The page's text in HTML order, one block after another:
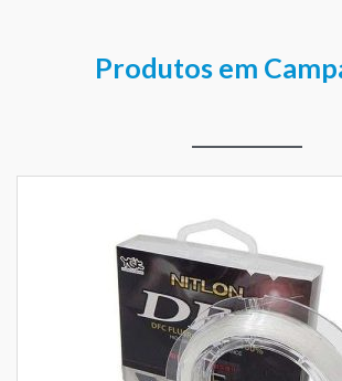
Produtos em